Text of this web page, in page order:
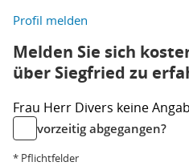
Profil melden
Melden Sie sich
über Siegfried zu
Frau Herr Divers keine
vorzeitig abgegangen?
* Pflichtfelder